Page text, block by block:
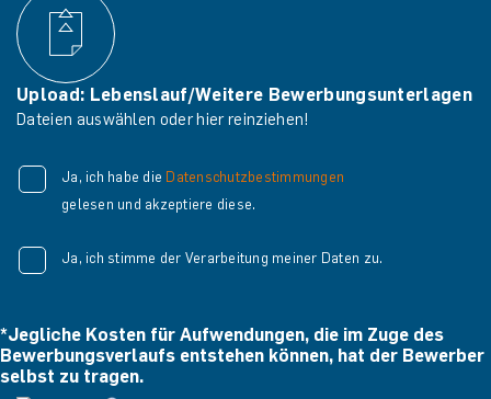
Upload: Lebenslauf/Weitere Bewerbungsunterlagen
Dateien auswählen oder hier reinziehen!
Ja, ich habe die Datenschutzbestimmungen
gelesen und akzeptiere diese.
Ja, ich stimme der Verarbeitung meiner Daten zu.
*Jegliche Kosten für Aufwendungen, die im Zuge des
Bewerbungsverlaufs entstehen können, hat der Bewerber
selbst zu tragen.